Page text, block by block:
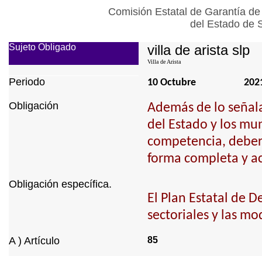
Comisión Estatal de Garantía
del Estado de
Sujeto Obligado villa de arista slp
Villa de Arista
Periodo 10 Octubre
Obligación
Además de lo
del Estado y los
competencia,
forma completa y
Obligación específica.
El Plan Estatal de
sectoriales y las
A ) Artículo 85